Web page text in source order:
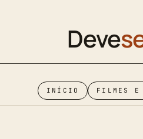
Deve
INÍCIO FILMES E